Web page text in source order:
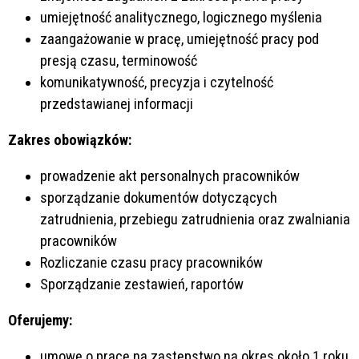
umiejętność analitycznego, logicznego myślenia
zaangażowanie w pracę, umiejętność pracy pod
presją czasu, terminowość
komunikatywność, precyzja i czytelność
przedstawianej informacji
Zakres obowiązków:
prowadzenie akt personalnych pracowników
sporządzanie dokumentów dotyczących
zatrudnienia, przebiegu zatrudnienia oraz zwalniania
pracowników
Rozliczanie czasu pracy pracowników
Sporządzanie zestawień, raportów
Oferujemy: